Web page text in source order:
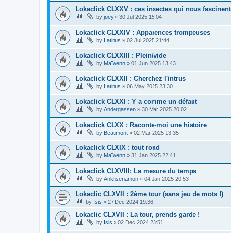
Lokaclick CLXXV : ces insectes qui nous fascinent
by joey » 30 Jul 2025 15:04
Lokaclick CLXXIV : Apparences trompeuses
by Latinus » 02 Jul 2025 21:44
Lokaclick CLXXIII : Plein/vide
by Maïwenn » 01 Jun 2025 13:43
Lokaclick CLXXII : Cherchez l'intrus
by Latinus » 06 May 2025 23:30
Lokaclick CLXXI : Y a comme un défaut
by Andergassen » 30 Mar 2025 20:02
Lokaclick CLXX : Raconte-moi une histoire
by Beaumont » 02 Mar 2025 13:35
Lokaclick CLXIX : tout rond
by Maïwenn » 31 Jan 2025 22:41
Lokaclick CLXVIII: La mesure du temps
by Ankhsenamon » 04 Jan 2025 20:53
Lokaclic CLXVII : 2ème tour (sans jeu de mots !)
by Isis » 27 Dec 2024 19:36
Lokaclic CLXVII : La tour, prends garde !
by Isis » 02 Dec 2024 23:51